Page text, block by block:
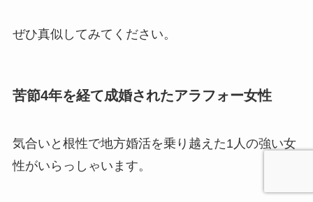
ぜひ真似してみてください。
苦節4年を経て成婚されたアラフォー女性
気合いと根性で地方婚活を乗り越えた1人の強い女
性がいらっしゃいます。